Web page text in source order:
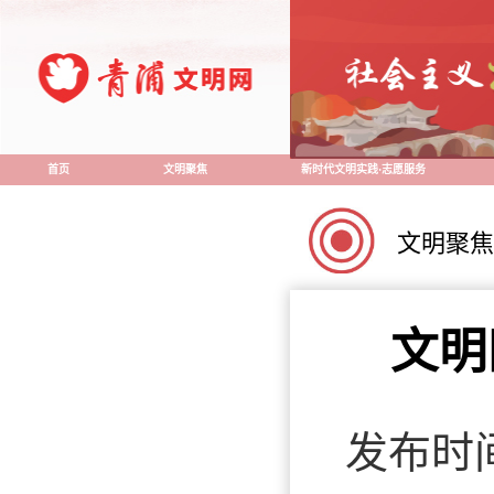
首页 文明聚焦 新时代文明实践·志愿服务
文明聚焦
文
发布时